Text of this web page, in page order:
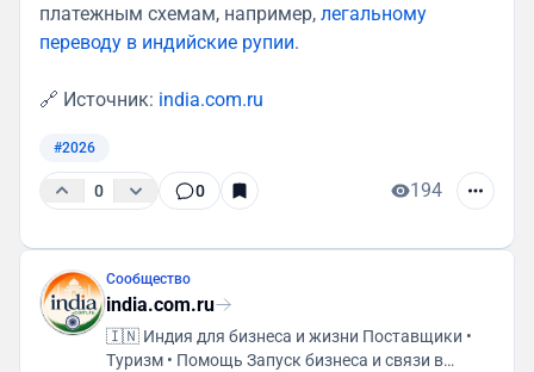
платежным схемам, например, легальному
переводу в индийские рупии.
🔗 Источник: india.com.ru
#2026
0 0 194
Сообщество
india.com.ru
🇮🇳 Индия для бизнеса и жизни Поставщики •
Туризм • Помощь Запуск бизнеса и связи в